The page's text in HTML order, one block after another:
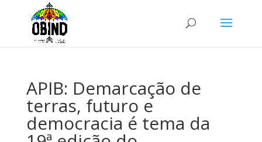
APIB: Demarcação de
terras, futuro e
democracia é tema da